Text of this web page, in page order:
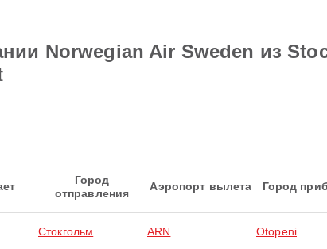
Norwegian Air Sweden из
Город
отправления
Аэропорт вылета Город
Стокгольм ARN Otopeni